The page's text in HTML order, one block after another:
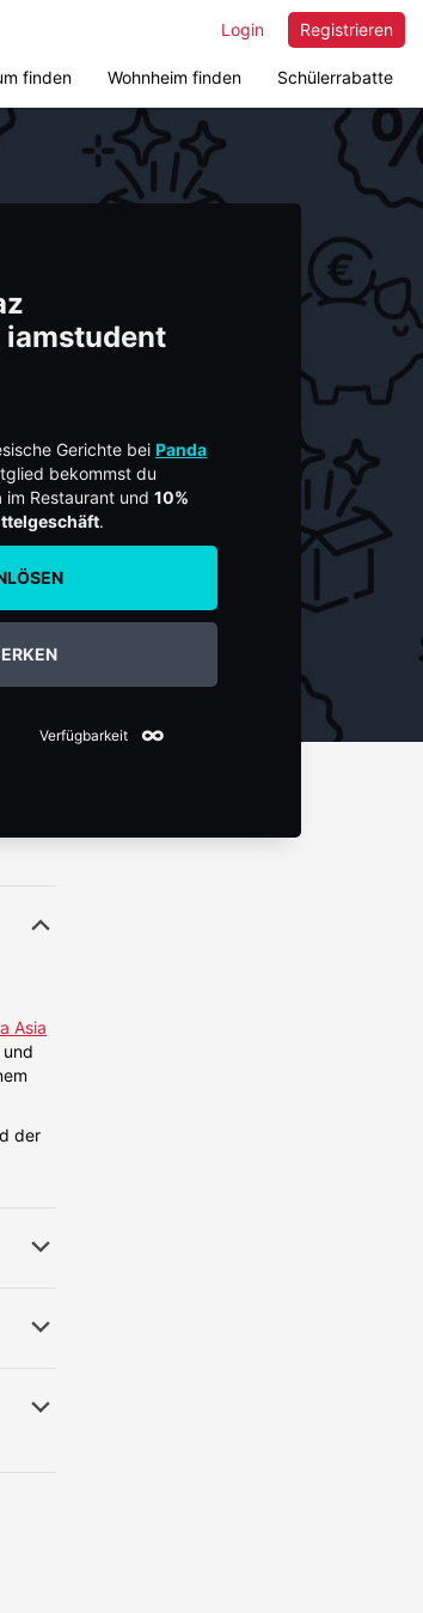
Registrieren
Login
finden Wohnheim finden Schülerrabatte
Gerichte bei Panda
bekommst du
im Restaurant und 10%
.
Verfügbarkeit ∞
Asia
und
der